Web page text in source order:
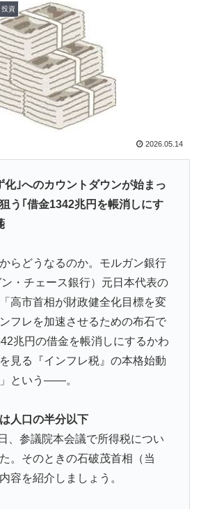
の反応
国人男性が急増「日本の女性は優し
応】
を死守するぞ！」 日本の消防署を訪
が世界をメロメロに
は神州日乃本をダイスで旅をする【な
ノ】 第9話 おお、ブッダよ！ 寝てお
一風変わった日本旅行の記念品のアイ
外の反応
アのGK、ペナルティエリアを壮大に
子高生のセーラー服と外国人観光客の
のラーメン屋に世界が騒然！←「なん
」（海外の反応）
韓国が大好きなはずなのに、実は東南
見ているというのは本当なのです
投資
2026.05.14
化｣へのカウントダウンが始まっ
う｢借金1342兆円を帳消しにす
らどうなるのか。モルガン銀行
ン・チェース銀行）元日本代表の
高市首相が財政健全化目標を変
フレを加速させるための布石で
兆円の借金を帳消しにするかわ
見る『インフレ税』の本格始動
という――。
人口の半分以下
、参議院本会議で所得税につい
。そのときの石破茂首相（当
容を紹介しましょう。